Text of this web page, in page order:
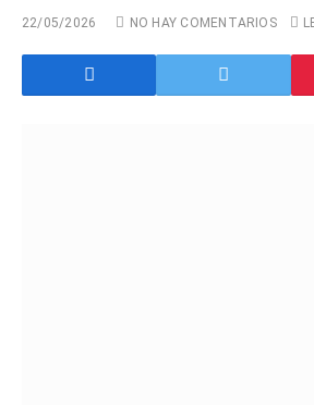
22/05/2026 NO HAY COMENTARIOS